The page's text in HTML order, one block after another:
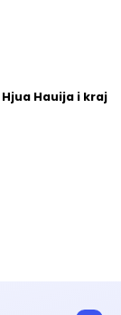
Hauija i kraj